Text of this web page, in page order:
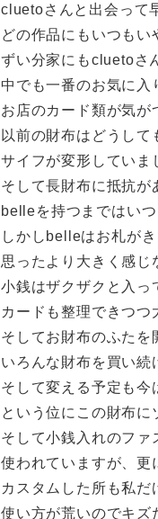
cluetoさんと出会って
どの作品にもいつもい
ずい分家にもcluetoさ
中でも一番のお気に入
お店のカード類が気が
以前の財布はどうし
サイフが変形していま
そして長財布に抵抗が
belleを持つまではいつ
しかしbelleはお札が
思ったより大きく感じ
小銭はザクザクと入っ
カードも整理できつつ
そしてお財布のふたを
いろんな財布を買い続
そして変える予定も今
という位にこの財布に
そして小銭入れのファ
使われていますが、
カスタムした所も私だ
使い方が荒いのでキズ